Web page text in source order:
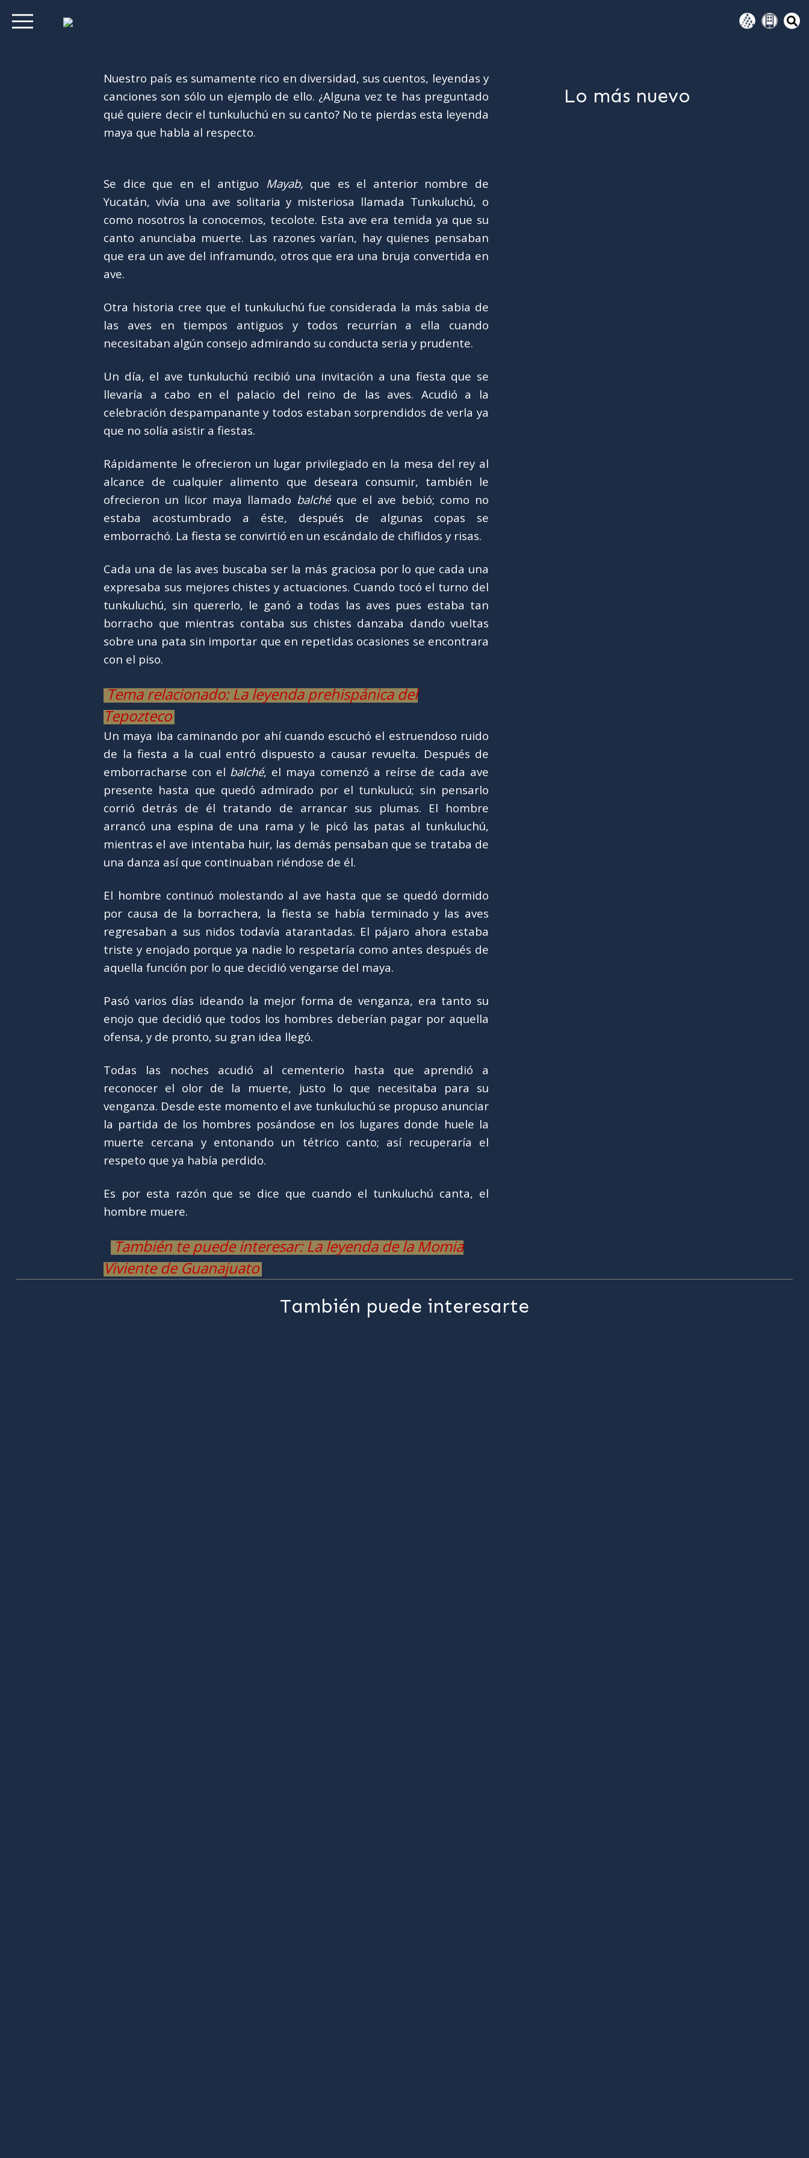
Nuestro país es sumamente rico en diversidad, sus cuentos, leyendas y
canciones son sólo un ejemplo de ello. ¿Alguna vez te has preguntado
qué quiere decir el tunkuluchú en su canto? No te pierdas esta leyenda
maya que habla al respecto.
Se dice que en el antiguo Mayab, que es el anterior nombre de
Yucatán, vivía una ave solitaria y misteriosa llamada Tunkuluchú, o
como nosotros la conocemos, tecolote. Esta ave era temida ya que su
canto anunciaba muerte. Las razones varían, hay quienes pensaban
que era un ave del inframundo, otros que era una bruja convertida en
ave.
Otra historia cree que el tunkuluchú fue considerada la más sabia de
las aves en tiempos antiguos y todos recurrían a ella cuando
necesitaban algún consejo admirando su conducta seria y prudente.
Un día, el ave tunkuluchú recibió una invitación a una fiesta que se
llevaría a cabo en el palacio del reino de las aves. Acudió a la
celebración despampanante y todos estaban sorprendidos de verla ya
que no solía asistir a fiestas.
Rápidamente le ofrecieron un lugar privilegiado en la mesa del rey al
alcance de cualquier alimento que deseara consumir, también le
ofrecieron un licor maya llamado balchéque el ave bebió; como no
estaba acostumbrado a éste, después de algunas copas se
emborrachó. La fiesta se convirtió en un escándalo de chiflidos y risas.
Cada una de las aves buscaba ser la más graciosa por lo que cada una
expresaba sus mejores chistes y actuaciones. Cuando tocó el turno del
tunkuluchú, sin quererlo, le ganó a todas las aves pues estaba tan
borracho que mientras contaba sus chistes danzaba dando vueltas
sobre una pata sin importar que en repetidas ocasiones se encontrara
con el piso.
Tema relacionado: La leyenda prehispánica del
Tepozteco
Un maya iba caminando por ahí cuando escuchó el estruendoso ruido
de la fiesta a la cual entró dispuesto a causar revuelta. Después de
emborracharse con el balché, el maya comenzó a reírse de cada ave
presente hasta que quedó admirado por el tunkulucú; sin pensarlo
corrió detrás de él tratando de arrancar sus plumas. El hombre
arrancó una espina de una rama y le picó las patas al tunkuluchú,
mientras el ave intentaba huir, las demás pensaban que se trataba de
una danza así que continuaban riéndose de él.
El hombre continuó molestando al ave hasta que se quedó dormido
por causa de la borrachera, la fiesta se había terminado y las aves
regresaban a sus nidos todavía atarantadas. El pájaro ahora estaba
triste y enojado porque ya nadie lo respetaría como antes después de
aquella función por lo que decidió vengarse del maya.
Pasó varios días ideando la mejor forma de venganza, era tanto su
enojo que decidió que todos los hombres deberían pagar por aquella
ofensa, y de pronto, su gran idea llegó.
Todas las noches acudió al cementerio hasta que aprendió a
reconocer el olor de la muerte, justo lo que necesitaba para su
venganza. Desde este momento el ave tunkuluchú se propuso anunciar
la partida de los hombres posándose en los lugares donde huele la
muerte cercana y entonando un tétrico canto; así recuperaría el
respeto que ya había perdido.
Es por esta razón que se dice que cuando el tunkuluchú canta, el
hombre muere.
También te puede interesar: La leyenda de la Momia
Viviente de Guanajuato
Lo más nuevo
También puede interesarte